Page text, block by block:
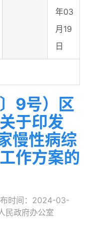
年03
月19
日
9号）区
于印发
慢性病综
作方案的
时间：2024-03-
民政府办公室